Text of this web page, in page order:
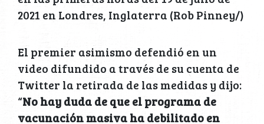
2021 en Londres, Inglaterra (Rob Pinney/)
El premier asimismo defendió en un
video difundido a través de su cuenta de
Twitter la retirada de las medidas y dijo:
“No hay duda de que el programa de
vacunación masiva ha debilitado en